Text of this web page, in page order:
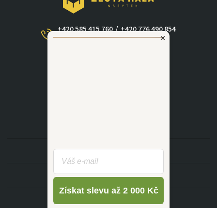
+420 585 415 760
(Po - Ne 09:00-17:30)
/ +420 776 490 854
KATEGORIE
INFORMACE
×
Získat slevu až 2 000 Kč